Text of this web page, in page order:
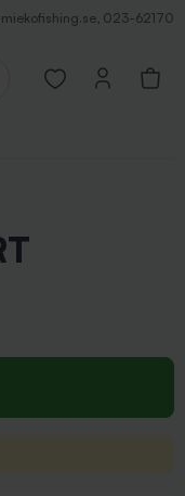
, 023-62170
Open favorites